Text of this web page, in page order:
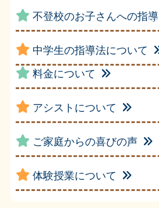
不登校のお子さんへの指導
中学生の指導法について
料金について
アシストについて
ご家庭からの喜びの声
体験授業について